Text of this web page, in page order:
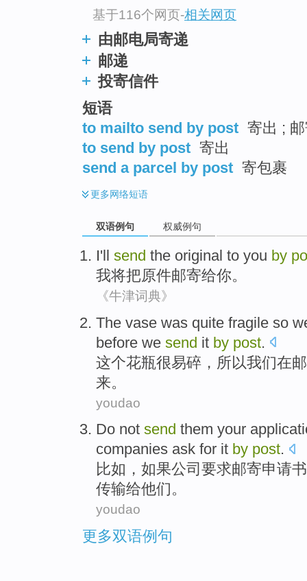
基于116个网页-相关网页
由邮电局寄递
邮递
投寄信件
短语
to mailto send by post 寄出 ;
to send by post 寄出
send a parcel by post 寄包裹
更多网络短语
双语例句 权威例句
I'll send the original to you by
我将把原件邮寄给你。
《牛津词典》
The vase was quite fragile so
before we send it by post.
这个花瓶很易碎 ， 所以我们在
来。
youdao
Do not send them your
companies ask for it by post.
比如 ， 如果公司 要求邮寄申请书
传输给他们。
youdao
更多双语例句